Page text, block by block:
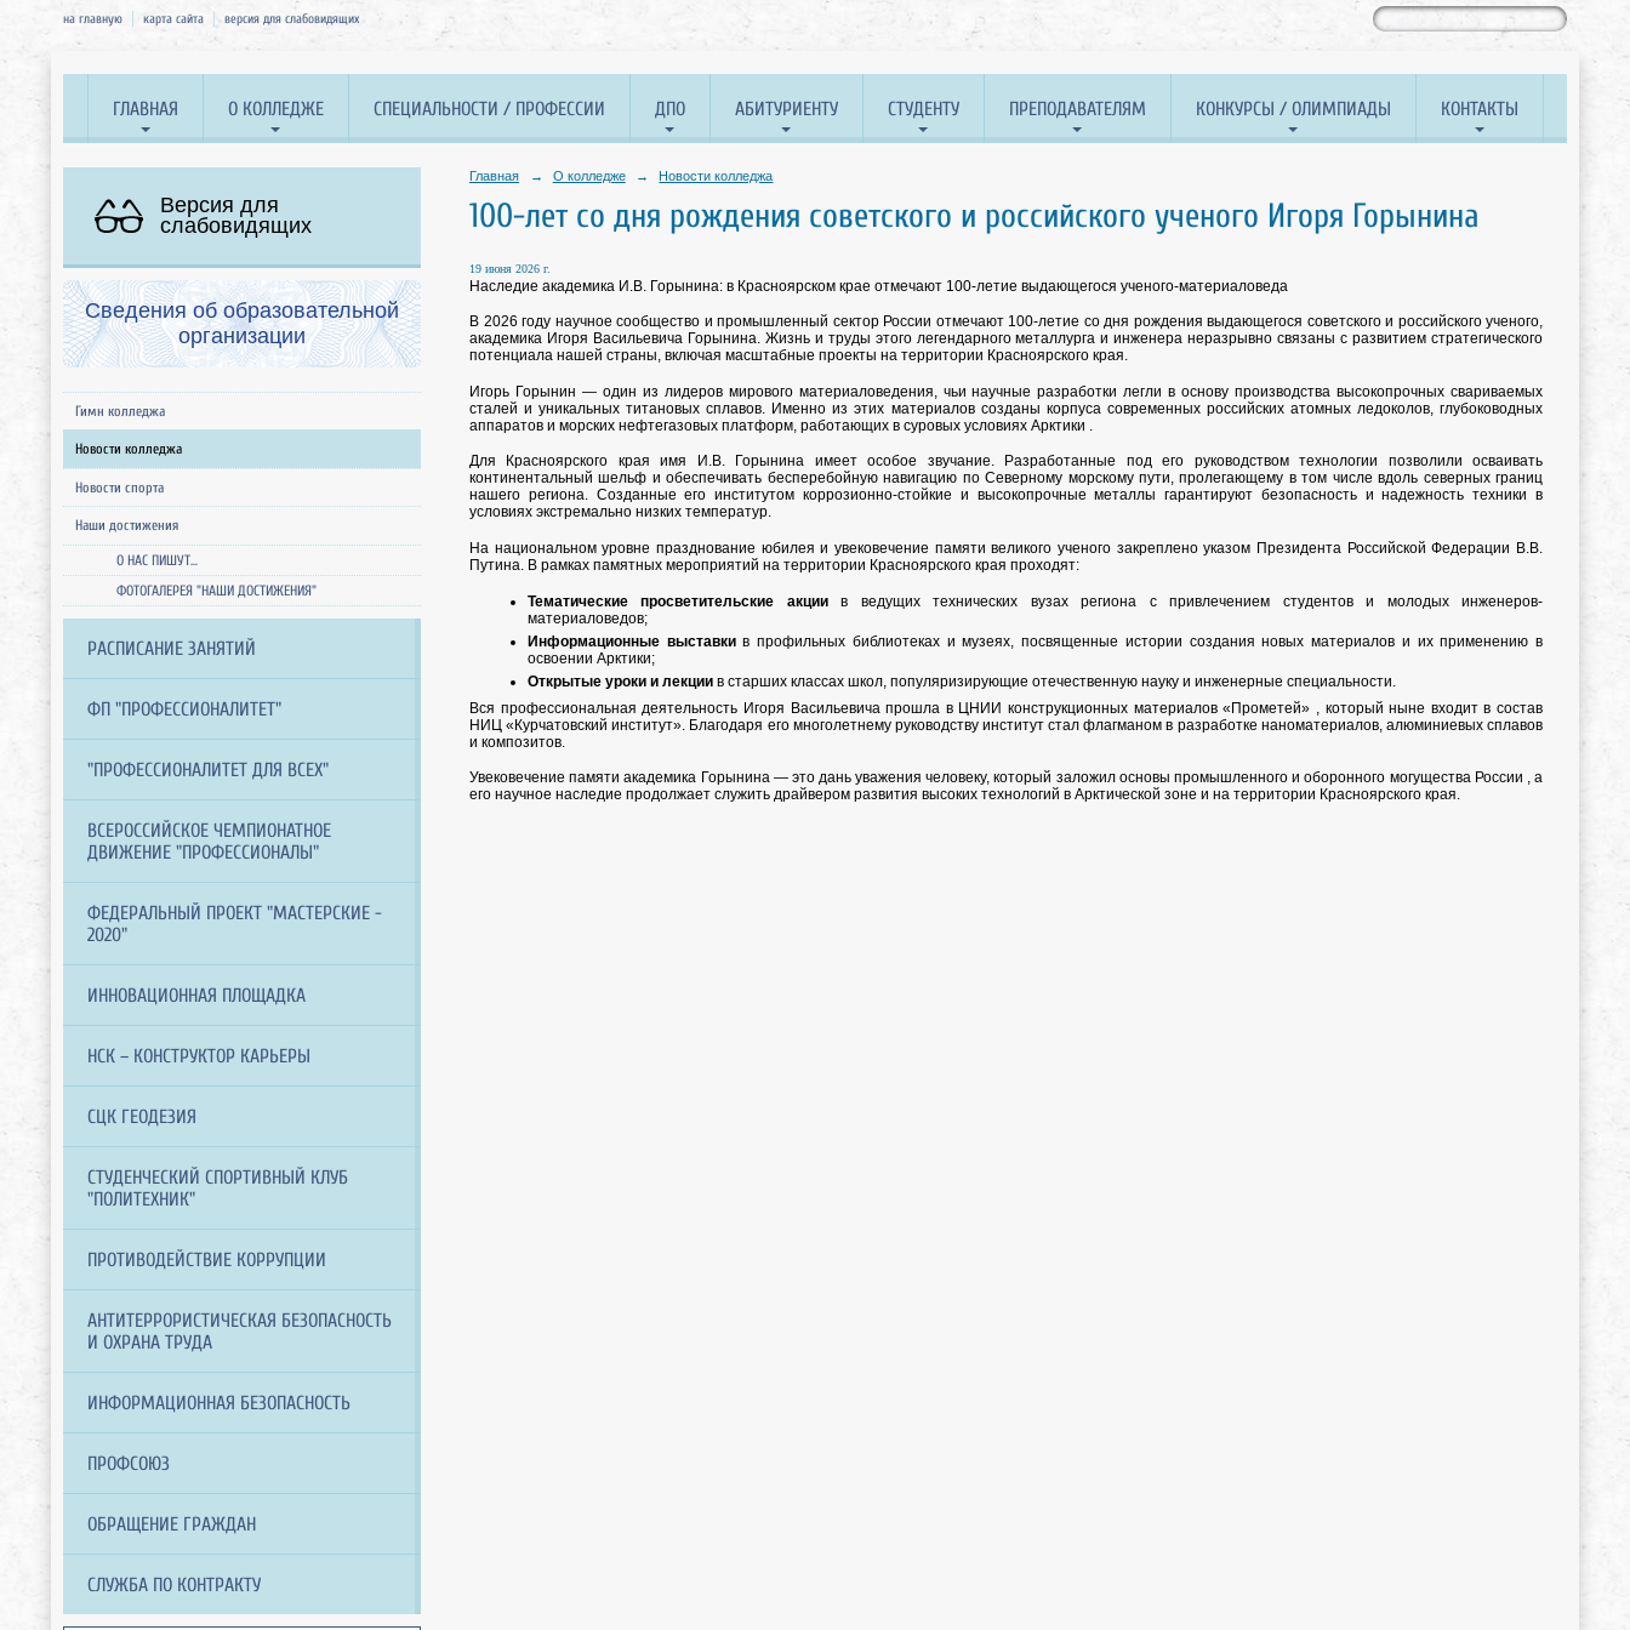
на главную карта сайта версия для слабовидящих
ГЛАВНАЯ О КОЛЛЕДЖЕ СПЕЦИАЛЬНОСТИ / ПРОФЕССИИ ДПО АБИТУРИЕНТУ СТУДЕНТУ ПРЕПОДАВАТЕЛЯМ КОНКУРСЫ / ОЛИМПИАДЫ КОНТАКТЫ
Версия для
слабовидящих
Сведения об образовательной
организации
Гимн колледжа
Новости колледжа
Новости спорта
Наши достижения
О НАС ПИШУТ...
ФОТОГАЛЕРЕЯ "НАШИ ДОСТИЖЕНИЯ"
РАСПИСАНИЕ ЗАНЯТИЙ
ФП "ПРОФЕССИОНАЛИТЕТ"
"ПРОФЕССИОНАЛИТЕТ ДЛЯ ВСЕХ"
ВСЕРОССИЙСКОЕ ЧЕМПИОНАТНОЕ
ДВИЖЕНИЕ "ПРОФЕССИОНАЛЫ"
ФЕДЕРАЛЬНЫЙ ПРОЕКТ "МАСТЕРСКИЕ -
2020"
ИННОВАЦИОННАЯ ПЛОЩАДКА
НСК – КОНСТРУКТОР КАРЬЕРЫ
СЦК ГЕОДЕЗИЯ
СТУДЕНЧЕСКИЙ СПОРТИВНЫЙ КЛУБ
"ПОЛИТЕХНИК"
ПРОТИВОДЕЙСТВИЕ КОРРУПЦИИ
АНТИТЕРРОРИСТИЧЕСКАЯ БЕЗОПАСНОСТЬ
И ОХРАНА ТРУДА
ИНФОРМАЦИОННАЯ БЕЗОПАСНОСТЬ
ПРОФСОЮЗ
ОБРАЩЕНИЕ ГРАЖДАН
СЛУЖБА ПО КОНТРАКТУ
Главная → О колледже → Новости колледжа
100-лет со дня рождения советского и российского ученого Игоря Горынина
19 июня 2026 г.
Наследие академика И.В. Горынина: в Красноярском крае отмечают 100-летие выдающегося ученого-материаловеда
В 2026 году научное сообщество и промышленный сектор России отмечают 100-летие со дня рождения выдающегося советского и российского ученого,
академика Игоря Васильевича Горынина. Жизнь и труды этого легендарного металлурга и инженера неразрывно связаны с развитием стратегического
потенциала нашей страны, включая масштабные проекты на территории Красноярского края.
Игорь Горынин — один из лидеров мирового материаловедения, чьи научные разработки легли в основу производства высокопрочных свариваемых
сталей и уникальных титановых сплавов. Именно из этих материалов созданы корпуса современных российских атомных ледоколов, глубоководных
аппаратов и морских нефтегазовых платформ, работающих в суровых условиях Арктики .
Для Красноярского края имя И.В. Горынина имеет особое звучание. Разработанные под его руководством технологии позволили осваивать
континентальный шельф и обеспечивать бесперебойную навигацию по Северному морскому пути, пролегающему в том числе вдоль северных границ
нашего региона. Созданные его институтом коррозионно-стойкие и высокопрочные металлы гарантируют безопасность и надежность техники в
условиях экстремально низких температур.
На национальном уровне празднование юбилея и увековечение памяти великого ученого закреплено указом Президента Российской Федерации В.В.
Путина. В рамках памятных мероприятий на территории Красноярского края проходят:
Тематические просветительские акциив ведущих технических вузах региона с привлечением студентов и молодых инженеров-
материаловедов;
Информационные выставкив профильных библиотеках и музеях, посвященные истории создания новых материалов и их применению в
освоении Арктики;
Открытые уроки и лекции в старших классах школ, популяризирующие отечественную науку и инженерные специальности.
Вся профессиональная деятельность Игоря Васильевича прошла в ЦНИИ конструкционных материалов «Прометей» , который ныне входит в состав
НИЦ «Курчатовский институт». Благодаря его многолетнему руководству институт стал флагманом в разработке наноматериалов, алюминиевых сплавов
и композитов.
Увековечение памяти академика Горынина — это дань уважения человеку, который заложил основы промышленного и оборонного могущества России , а
его научное наследие продолжает служить драйвером развития высоких технологий в Арктической зоне и на территории Красноярского края.